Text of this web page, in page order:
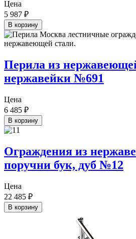
Цена
5 987 ₽
В корзину
Перила из
нержавейки №691
Цена
6 485 ₽
В корзину
Ограждения из
поручни бук, дуб №12
Цена
22 485 ₽
В корзину